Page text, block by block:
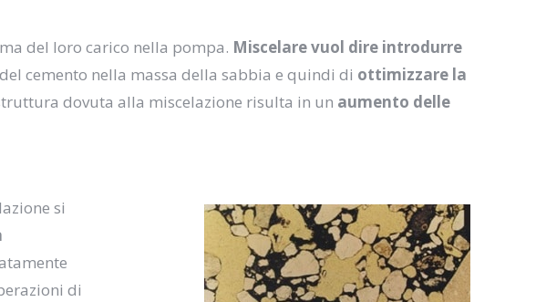
del loro carico nella pompa. Miscelare vuol dire introdurre
cemento nella massa della sabbia e quindi di ottimizzare la
dovuta alla miscelazione risulta in un aumento delle
si
di